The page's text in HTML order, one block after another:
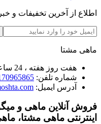
اطلاع از آخرین تخفیفات و
ماهی مشتا
هفت روز هفته ، 24 ساعت شبانه‌روز پاسخگوی شما هستیم.
شماره تلفن:
آدرس ایمیل:
فروش آنلاین ماهی و
اینترنتی ماهی مشتا،